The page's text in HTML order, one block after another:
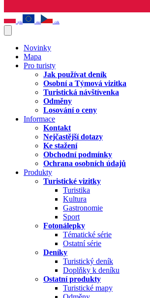
pln eur czk
Novinky
Mapa
Pro turisty
Jak používat deník
Osobní a Týmová vizitka
Turistická návštívenka
Odměny
Losování o ceny
Informace
Kontakt
Nejčastější dotazy
Ke stažení
Obchodní podmínky
Ochrana osobních údajů
Produkty
Turistické vizitky
Turistika
Kultura
Gastronomie
Sport
Fotonálepky
Tématické série
Ostatní série
Deníky
Turistický deník
Doplňky k deníku
Ostatní produkty
Turistické mapy